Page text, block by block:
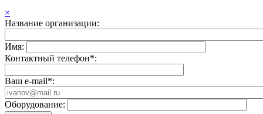
×
Название организации:
Имя:
Контактный телефон*:
Ваш e-mail*:
Оборудование: